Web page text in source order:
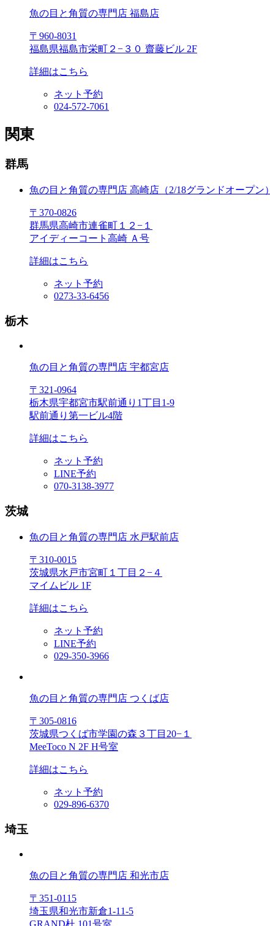
魚の目と角質の専門店 福島店
〒960-8031
福島県福島市栄町２−３０ 齋藤ビル 2F
詳細はこちら
ネット予約
024‐572‐7061
関東
群馬
魚の目と角質の専門店 高崎店（2/18グランドオープン）
〒370‐0826
群馬県高崎市連雀町１２−１
アイディーコート高崎 Ａ号
詳細はこちら
ネット予約
0273-33-6456
栃木
魚の目と角質の専門店 宇都宮店
〒321-0964
栃木県宇都宮市駅前通り1丁目1-9
駅前通り第一ビル4階
詳細はこちら
ネット予約
LINE予約
070-3138-3977
茨城
魚の目と角質の専門店 水戸駅前店
〒310‐0015
茨城県水戸市宮町１丁目２−４
マイムビル 1F
詳細はこちら
ネット予約
LINE予約
029-350-3966
魚の目と角質の専門店 つくば店
〒305-0816
茨城県つくば市学園の森３丁目20−１
MeeToco N 2F H号室
詳細はこちら
ネット予約
029-896-6370
埼玉
魚の目と角質の専門店 和光市店
〒351-0115
埼玉県和光市新倉1-11-5